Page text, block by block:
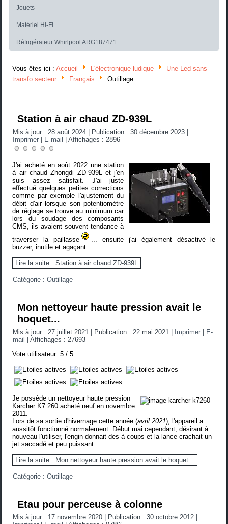
Jouets
Matériel Hi-Fi
Réfrigérateur Whirlpool ARG187471
Vous êtes ici :Accueil L'électronique ludique
Une Led sans
transfo secteur
Français Outillage
Station à air chaud ZD-939L
Mis à jour : 28 août 2024 Publication : 30 décembre 2023
Imprimer
E-mail |Affichages : 2896
J'ai acheté en août 2022 une station
à air chaud Zhongdi ZD-939L et j'en
suis assez satisfait. J'ai juste
effectué quelques petites corrections
comme par exemple l'ajustement du
débit d'air lorsque son potentiomètre
de réglage se trouve au minimum car
lors du soudage des composants
CMS, ils avaient souvent tendance à
traverser la paillasse
... ensuite j'ai également désactivé le
buzzer, inutile et agaçant.
Lire la suite : Station à air chaud ZD-939L
Catégorie :Outillage
Mon nettoyeur haute pression avait le
hoquet...
Mis à jour : 27 juillet 2021 Publication : 22 mai 2021 Imprimer
E-
mail
|Affichages : 27693
Vote utilisateur:5 /5
Je possède un nettoyeur haute pression
Kärcher K7.260 acheté neuf en novembre
2011.
Lors de sa sortie d'hivernage cette année (avril 2021), l'appareil a
aussitôt fonctionné normalement. Début mai cependant, désirant à
nouveau l'utiliser, l'engin donnait des à-coups et la lance crachait un
jet saccadé et peu puissant.
Lire la suite : Mon nettoyeur haute pression avait le hoquet...
Catégorie :Outillage
Etau pour perceuse à colonne
Mis à jour : 17 novembre 2020 Publication : 30 octobre 2012